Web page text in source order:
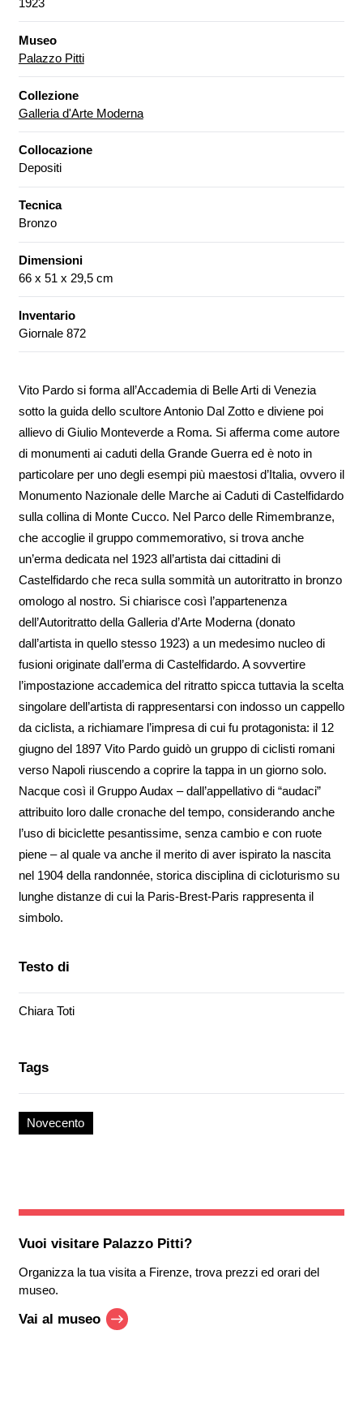
1923
Museo
Palazzo Pitti
Collezione
Galleria d'Arte Moderna
Collocazione
Depositi
Tecnica
Bronzo
Dimensioni
66 x 51 x 29,5 cm
Inventario
Giornale 872
Vito Pardo si forma all’Accademia di Belle Arti di Venezia
sotto la guida dello scultore Antonio Dal Zotto e diviene poi
allievo di Giulio Monteverde a Roma. Si afferma come autore
di monumenti ai caduti della Grande Guerra ed è noto in
particolare per uno degli esempi più maestosi d’Italia, ovvero il
Monumento Nazionale delle Marche ai Caduti di Castelfidardo
sulla collina di Monte Cucco. Nel Parco delle Rimembranze,
che accoglie il gruppo commemorativo, si trova anche
un’erma dedicata nel 1923 all’artista dai cittadini di
Castelfidardo che reca sulla sommità un autoritratto in bronzo
omologo al nostro. Si chiarisce così l’appartenenza
dell’Autoritratto della Galleria d’Arte Moderna (donato
dall’artista in quello stesso 1923) a un medesimo nucleo di
fusioni originate dall’erma di Castelfidardo. A sovvertire
l’impostazione accademica del ritratto spicca tuttavia la scelta
singolare dell’artista di rappresentarsi con indosso un cappello
da ciclista, a richiamare l’impresa di cui fu protagonista: il 12
giugno del 1897 Vito Pardo guidò un gruppo di ciclisti romani
verso Napoli riuscendo a coprire la tappa in un giorno solo.
Nacque così il Gruppo Audax – dall’appellativo di “audaci”
attribuito loro dalle cronache del tempo, considerando anche
l’uso di biciclette pesantissime, senza cambio e con ruote
piene – al quale va anche il merito di aver ispirato la nascita
nel 1904 della randonnée, storica disciplina di cicloturismo su
lunghe distanze di cui la Paris-Brest-Paris rappresenta il
simbolo.
Testo di
Chiara Toti
Tags
Novecento
Vuoi visitare Palazzo Pitti?
Organizza la tua visita a Firenze, trova prezzi ed orari del
museo.
Vai al museo